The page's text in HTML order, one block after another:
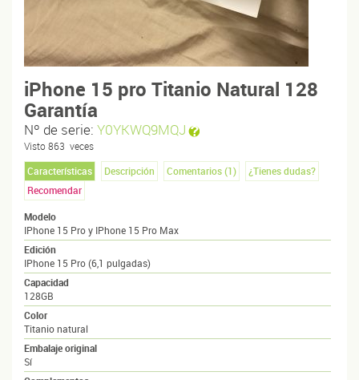
iPhone 15 pro Titanio Natural 128
Garantía
Nº de serie: Y0YKWQ9MQJ
Visto863 veces
Características
Descripción Comentarios (1)
¿Tienes dudas?
Recomendar
Modelo
IPhone 15 Pro y IPhone 15 Pro Max
Edición
IPhone 15 Pro (6,1 pulgadas)
Capacidad
128GB
Color
Titanio natural
Embalaje original
Sí